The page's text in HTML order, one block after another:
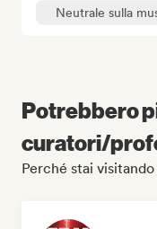
Neutrale sulla
Potrebbero
curatori/
Perché stai